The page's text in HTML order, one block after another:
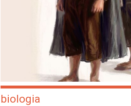
biologia